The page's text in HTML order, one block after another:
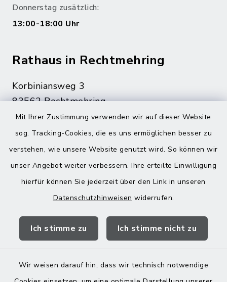
Mit Ihrer Zustimmung verwenden wir auf dieser Website
sog. Tracking-Cookies, die es uns ermöglichen besser zu
verstehen, wie unsere Website genutzt wird. So können wir
unser Angebot weiter verbessern. Ihre erteilte Einwilligung
hierfür können Sie jederzeit über den Link in unseren
Datenschutzhinweisen widerrufen.
Ich stimme zu Ich stimme nicht zu
Wir weisen darauf hin, dass wir technisch notwendige
Donnerstag zusätzlich:
13:00-18:00 Uhr
Rathaus in Rechtmehring
Korbiniansweg 3
83562 Rechtmehring
08076 499
08076 8595
poststelle@vg-maitenbeth.de
Landratsamt Mühldorf